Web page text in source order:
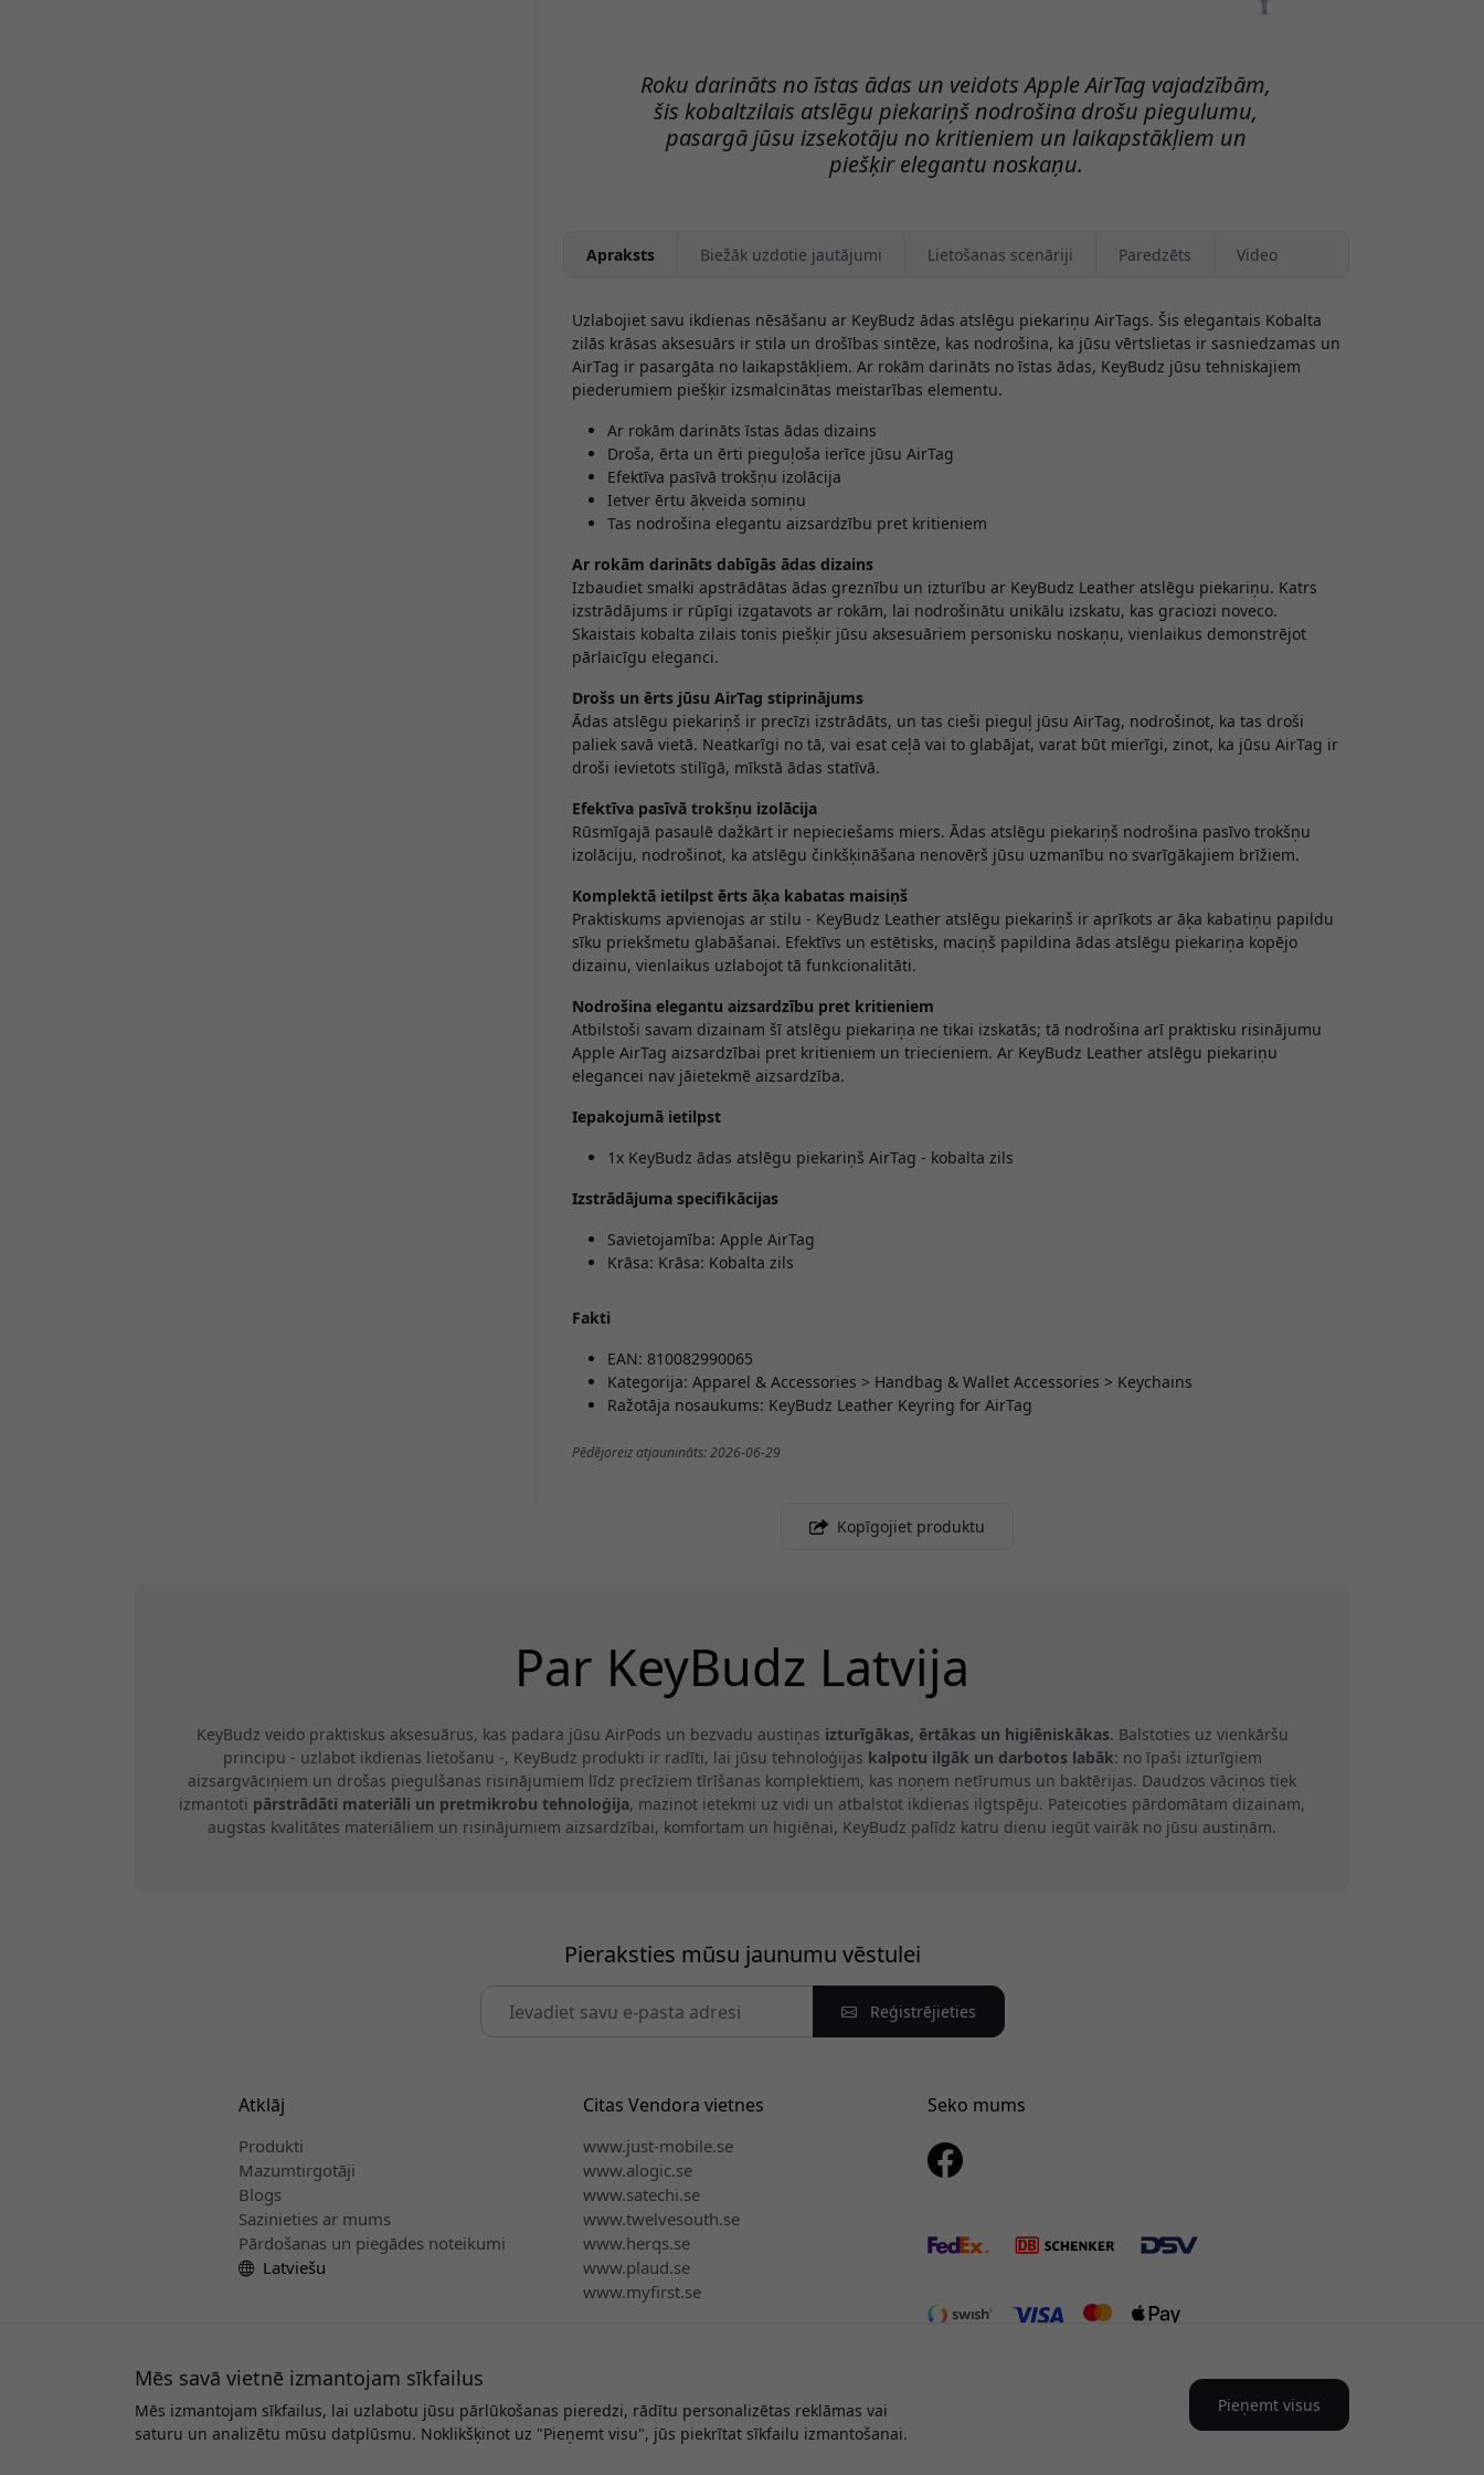
Roku darināts no īstas ādas un veidots Apple AirTag vajadzībām,
šis kobaltzilais atslēgu piekariņš nodrošina drošu piegulumu,
pasargā jūsu izsekotāju no kritieniem un laikapstākļiem un
piešķir elegantu noskaņu.
Apraksts Biežāk uzdotie jautājumi Lietošanas scenāriji Paredzēts Video
Uzlabojiet savu ikdienas nēsāšanu ar KeyBudz ādas atslēgu piekariņu AirTags. Šis elegantais Kobalta
zilās krāsas aksesuārs ir stila un drošības sintēze, kas nodrošina, ka jūsu vērtslietas ir sasniedzamas un
AirTag ir pasargāta no laikapstākļiem. Ar rokām darināts no īstas ādas, KeyBudz jūsu tehniskajiem
piederumiem piešķir izsmalcinātas meistarības elementu.
Ar rokām darināts īstas ādas dizains
Droša, ērta un ērti pieguļoša ierīce jūsu AirTag
Efektīva pasīvā trokšņu izolācija
Ietver ērtu āķveida somiņu
Tas nodrošina elegantu aizsardzību pret kritieniem
Ar rokām darināts dabīgās ādas dizains
Izbaudiet smalki apstrādātas ādas greznību un izturību ar KeyBudz Leather atslēgu piekariņu. Katrs
izstrādājums ir rūpīgi izgatavots ar rokām, lai nodrošinātu unikālu izskatu, kas graciozi noveco.
Skaistais kobalta zilais tonis piešķir jūsu aksesuāriem personisku noskaņu, vienlaikus demonstrējot
pārlaicīgu eleganci.
Drošs un ērts jūsu AirTag stiprinājums
Ādas atslēgu piekariņš ir precīzi izstrādāts, un tas cieši pieguļ jūsu AirTag, nodrošinot, ka tas droši
paliek savā vietā. Neatkarīgi no tā, vai esat ceļā vai to glabājat, varat būt mierīgi, zinot, ka jūsu AirTag ir
droši ievietots stilīgā, mīkstā ādas statīvā.
Efektīva pasīvā trokšņu izolācija
Rūsmīgajā pasaulē dažkārt ir nepieciešams miers. Ādas atslēgu piekariņš nodrošina pasīvo trokšņu
izolāciju, nodrošinot, ka atslēgu činkšķināšana nenovērš jūsu uzmanību no svarīgākajiem brīžiem.
Komplektā ietilpst ērts āķa kabatas maisiņš
Praktiskums apvienojas ar stilu - KeyBudz Leather atslēgu piekariņš ir aprīkots ar āķa kabatiņu papildu
sīku priekšmetu glabāšanai. Efektīvs un estētisks, maciņš papildina ādas atslēgu piekariņa kopējo
dizainu, vienlaikus uzlabojot tā funkcionalitāti.
Nodrošina elegantu aizsardzību pret kritieniem
Atbilstoši savam dizainam šī atslēgu piekariņa ne tikai izskatās; tā nodrošina arī praktisku risinājumu
Apple AirTag aizsardzībai pret kritieniem un triecieniem. Ar KeyBudz Leather atslēgu piekariņu
elegancei nav jāietekmē aizsardzība.
Iepakojumā ietilpst
1x KeyBudz ādas atslēgu piekariņš AirTag - kobalta zils
Izstrādājuma specifikācijas
Savietojamība: Apple AirTag
Krāsa: Krāsa: Kobalta zils
Fakti
EAN: 810082990065
Kategorija: Apparel & Accessories > Handbag & Wallet Accessories > Keychains
Ražotāja nosaukums: KeyBudz Leather Keyring for AirTag
Pēdējoreiz atjaunināts: 2026-06-29
Kopīgojiet produktu
Par KeyBudz Latvija
KeyBudz veido praktiskus aksesuārus, kas padara jūsu AirPods un bezvadu austiņas izturīgākas, ērtākas un higiēniskākas. Balstoties uz vienkāršu
principu - uzlabot ikdienas lietošanu -, KeyBudz produkti ir radīti, lai jūsu tehnoloģijas kalpotu ilgāk un darbotos labāk: no īpaši izturīgiem
aizsargvāciņiem un drošas piegulšanas risinājumiem līdz precīziem tīrīšanas komplektiem, kas noņem netīrumus un baktērijas. Daudzos vāciņos tiek
izmantoti pārstrādāti materiāli un pretmikrobu tehnoloģija, mazinot ietekmi uz vidi un atbalstot ikdienas ilgtspēju. Pateicoties pārdomātam dizainam,
augstas kvalitātes materiāliem un risinājumiem aizsardzībai, komfortam un higiēnai, KeyBudz palīdz katru dienu iegūt vairāk no jūsu austiņām.
Pieraksties mūsu jaunumu vēstulei
Reģistrējieties
Atklāj
Produkti
Mazumtirgotāji
Blogs
Sazinieties ar mums
Pārdošanas un piegādes noteikumi
Latviešu
Citas Vendora vietnes
www.just-mobile.se
www.alogic.se
www.satechi.se
www.twelvesouth.se
www.herqs.se
www.plaud.se
www.myfirst.se
Seko mums
Autortiesības © 2026 Vendora Nordic - Keybudz® oficiālais izplatītājs Latvija
Mēs savā vietnē izmantojam sīkfailus
Mēs izmantojam sīkfailus, lai uzlabotu jūsu pārlūkošanas pieredzi, rādītu personalizētas reklāmas vai
saturu un analizētu mūsu datplūsmu. Noklikšķinot uz "Pieņemt visu", jūs piekrītat sīkfailu izmantošanai.
Pieņemt visus